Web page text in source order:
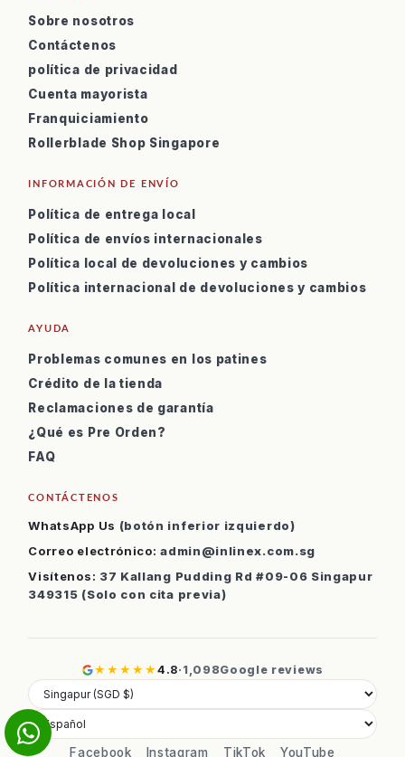
Sobre nosotros
Contáctenos
política de privacidad
Cuenta mayorista
Franquiciamiento
Rollerblade Shop Singapore
INFORMACIÓN DE ENVÍO
Política de entrega local
Política de envíos internacionales
Política local de devoluciones y cambios
Política internacional de devoluciones y cambios
AYUDA
Problemas comunes en los patines
Crédito de la tienda
Reclamaciones de garantía
¿Qué es Pre Orden?
FAQ
CONTÁCTENOS
WhatsApp Us (botón inferior izquierdo)
Correo electrónico: admin@inlinex.com.sg
Visítenos: 37 Kallang Pudding Rd #09-06 Singapur
349315 (Solo con cita previa)
★★★★★4.8· 1,098Google reviews
Facebook Instagram TikTok YouTube